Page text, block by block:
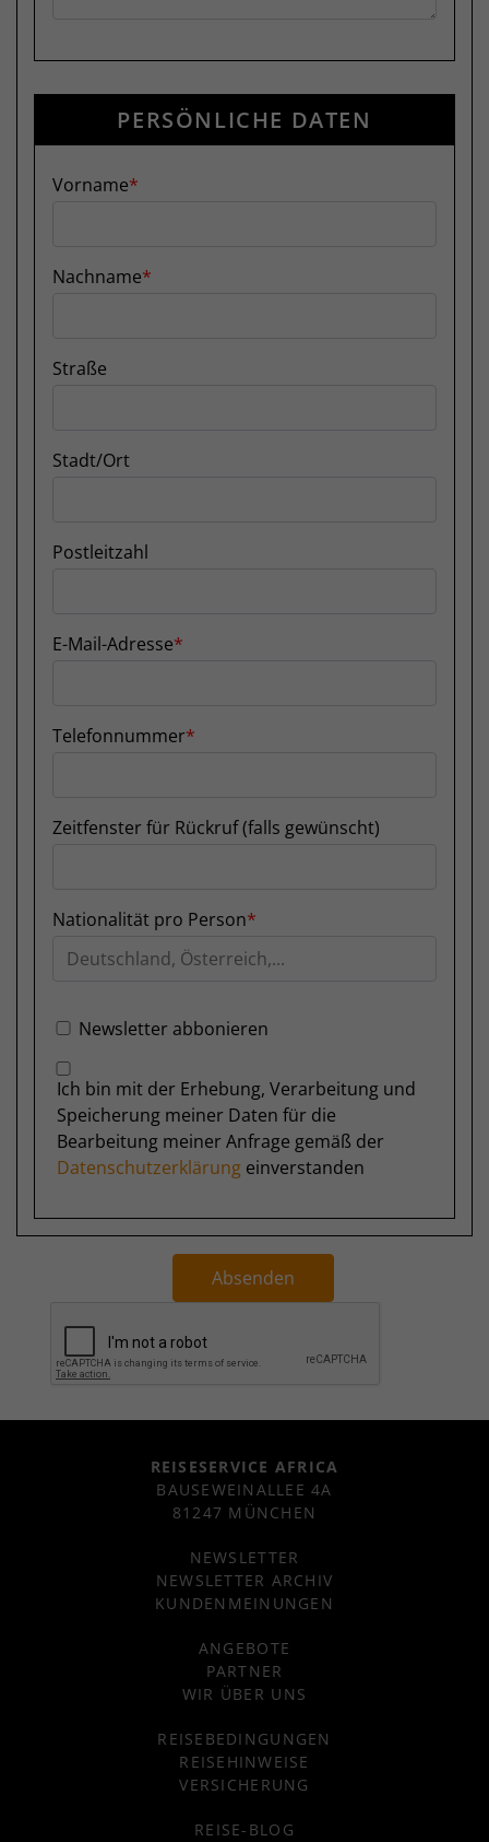
PERSÖNLICHE DATEN
Vorname
Nachname
Straße
Stadt/Ort
Postleitzahl
E-Mail-Adresse
Telefonnummer
Zeitfenster für Rückruf (falls gewünscht)
Nationalität pro Person
Newsletter abbonieren
Ich bin mit der Erhebung, Verarbeitung und
Speicherung meiner Daten für die
Bearbeitung meiner Anfrage gemäß der
Datenschutzerklärung einverstanden
Absenden
REISESERVICE AFRICA
BAUSEWEINALLEE 4A
81247 MÜNCHEN
NEWSLETTER
NEWSLETTER ARCHIV
KUNDENMEINUNGEN
ANGEBOTE
PARTNER
WIR ÜBER UNS
REISEBEDINGUNGEN
REISEHINWEISE
VERSICHERUNG
REISE-BLOG